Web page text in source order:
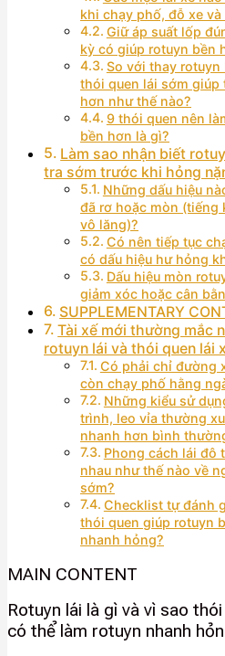
khi chạy phố, đỗ xe
Giữ áp suất lốp
kỳ có giúp rotuyn bền
So với thay
thói quen lái sớm giúp
hơn như thế nào?
9 thói quen nên
bền hơn là gì?
Làm sao nhận biết
tra sớm trước khi hỏng
Những dấu hiệu
đã rơ hoặc mòn (tiếng
vô lăng)?
Có nên tiếp tục
có dấu hiệu hư hỏng
Dấu hiệu mòn
giảm xóc hoặc cân
SUPPLEMENTARY
Tài xế mới thường mắc
rotuyn lái và thói quen lái
Có phải chỉ đường
còn chạy phố hằng
Những kiểu sử
trình, leo vỉa thường
nhanh hơn bình
Phong cách lái đô
nhau như thế nào về
sớm?
Checklist tự đánh
thói quen giúp rotuyn
nhanh hỏng?
MAIN CONTENT
Rotuyn lái là gì và vì sao
có thể làm rotuyn nhanh